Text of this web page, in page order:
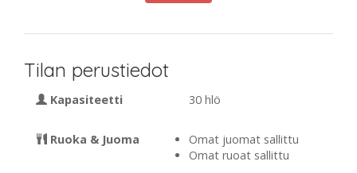
Tilan perustiedot
Kapasiteetti 30 hlö
Ruoka & Juoma
Omat juomat sallittu
Omat ruoat sallittu